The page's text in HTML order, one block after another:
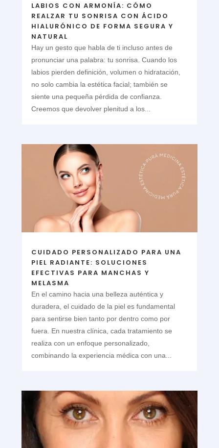
LABIOS CON ARMONÍA: CÓMO
REALZAR TU SONRISA CON ÁCIDO
HIALURÓNICO DE FORMA SEGURA Y
NATURAL
Hay un gesto que habla de ti incluso antes de
pronunciar una palabra: tu sonrisa. Cuando los
labios pierden definición, volumen o hidratación,
no solo cambia la estética facial; también se
siente una pequeña pérdida de confianza.
Creemos que devolver plenitud a los...
CUIDADO PERSONALIZADO PARA UNA
PIEL RADIANTE: SOLUCIONES
EFECTIVAS PARA MANCHAS Y
MELASMA
En el camino hacia una belleza auténtica y
duradera, el cuidado de la piel es fundamental
para sentirse bien tanto por dentro como por
fuera. En nuestra clínica, cada tratamiento se
realiza con un enfoque personalizado,
combinando la experiencia médica con una...